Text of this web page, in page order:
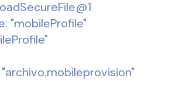
"mobileProfile"